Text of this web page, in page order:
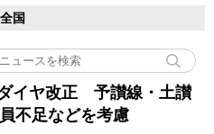
全国
イヤ改正 予讃線・土讃
不足などを考慮